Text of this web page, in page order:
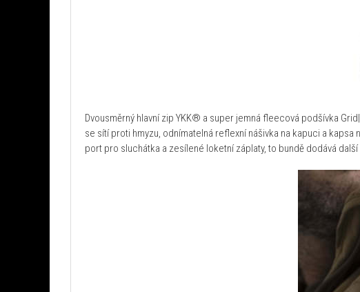
Dvousměrný hlavní zip YKK® a super jemná fleecová podšívka
se sítí proti hmyzu, odnímatelná reflexní nášivka na kapuci a
port pro sluchátka a zesílené loketní záplaty, to bundě dodává